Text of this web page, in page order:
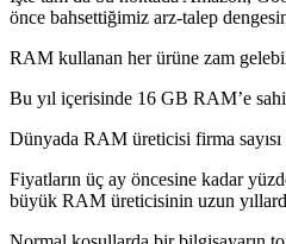
önce bahsettiğimiz arz-talep
RAM kullanan her ürüne zam
Bu yıl içerisinde 16 GB RAM’e
Dünyada RAM üreticisi firma sayısı
Fiyatların üç ay öncesine kadar
büyük RAM üreticisinin uzun